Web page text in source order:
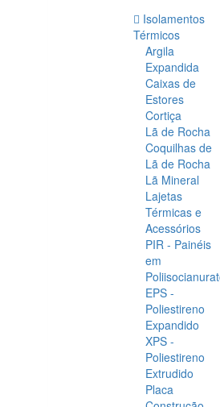
Isolamentos
Térmicos
Argila
Expandida
Caixas de
Estores
Cortiça
Lã de Rocha
Coquilhas de
Lã de Rocha
Lã Mineral
Lajetas
Térmicas e
Acessórios
PIR - Painéis
em
EPS -
Poliestireno
Expandido
XPS -
Poliestireno
Extrudido
Placa